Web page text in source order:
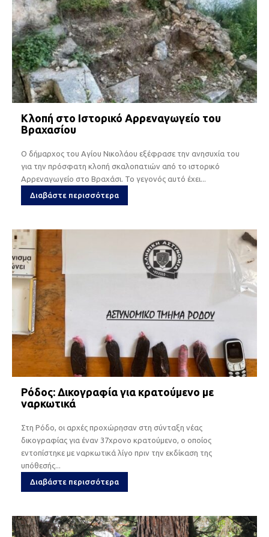
Κλοπή στο Ιστορικό Αρρεναγωγείο του
Βραχασίου
Ο δήμαρχος του Αγίου Νικολάου εξέφρασε την ανησυχία του
για την πρόσφατη κλοπή σκαλοπατιών από το ιστορικό
Αρρεναγωγείο στο Βραχάσι. Το γεγονός αυτό έχει...
Διαβάστε περισσότερα
Ρόδος: Δικογραφία για κρατούμενο με
ναρκωτικά
Στη Ρόδο, οι αρχές προχώρησαν στη σύνταξη νέας
δικογραφίας για έναν 37χρονο κρατούμενο, ο οποίος
εντοπίστηκε με ναρκωτικά λίγο πριν την εκδίκαση της
υπόθεσής...
Διαβάστε περισσότερα